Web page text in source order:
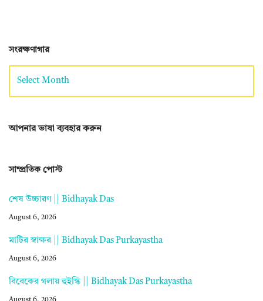
সংরক্ষণাগার
আপনার ভাষা ব্যবহার করুন
সাম্প্রতিক পোস্ট
শেষ উচ্চারণ || Bidhayak Das
August 6, 2026
মাটির স্বাক্ষর || Bidhayak Das Purkayastha
August 6, 2026
বিবেকের গলায় হুইস্কি || Bidhayak Das Purkayastha